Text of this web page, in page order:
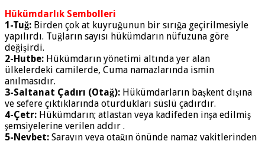
Hükümdarlık Sembolleri
1-Tuğ: Birden çok at kuyruğunun bir sırığa geçirilmesiyle
yapılırdı. Tuğların sayısı hükümdarın nüfuzuna göre
değişirdi.
2-Hutbe: Hükümdarın yönetimi altında yer alan
ülkelerdeki camilerde, Cuma namazlarında ismin
anılmasıdır.
3-Saltanat Çadırı (Otağ): Hükümdarların başkent dışına
ve sefere çıktıklarında oturdukları süslü çadırdır.
4-Çetr: Hükümdarın; atlastan veya kadifeden inşa edilmiş
şemsiyelerine verilen addır .
5-Nevbet: Sarayın veya otağın önünde namaz vakitlerinden